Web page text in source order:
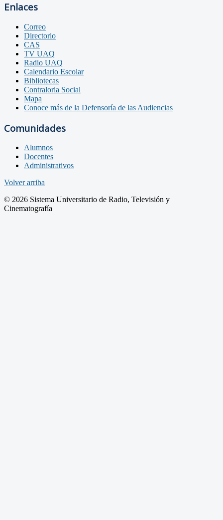
Enlaces
Correo
Directorio
CAS
TV UAQ
Radio UAQ
Calendario Escolar
Bibliotecas
Contraloria Social
Mapa
Conoce más de la Defensoría de las Audiencias
Comunidades
Alumnos
Docentes
Administrativos
Volver arriba
© 2026 Sistema Universitario de Radio, Televisión y
Cinematografía